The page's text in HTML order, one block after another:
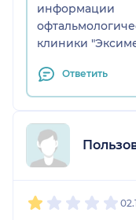
информации
клиники
Ответить